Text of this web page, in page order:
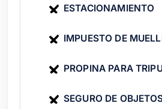
formulario. Asimismo,
planear tu presupuesto.
ESTACIONAMIENTO
IMPUESTO DE
PROPINA PARA
SEGURO DE